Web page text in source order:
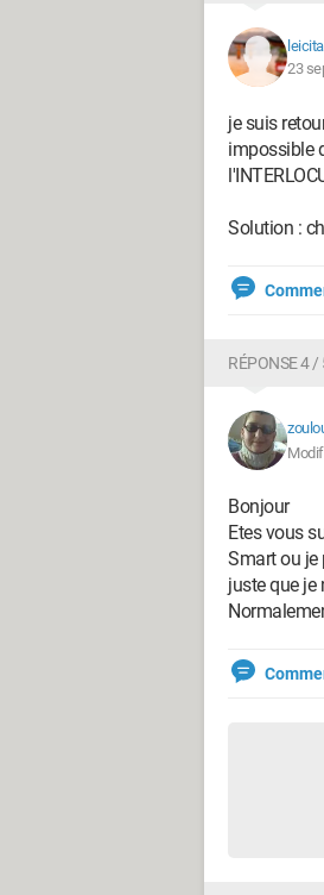
leicita
23
je suis
impossible
Solution :
RÉPONSE 4 /
Bonjour
Etes vous
Smart ou je
juste que je